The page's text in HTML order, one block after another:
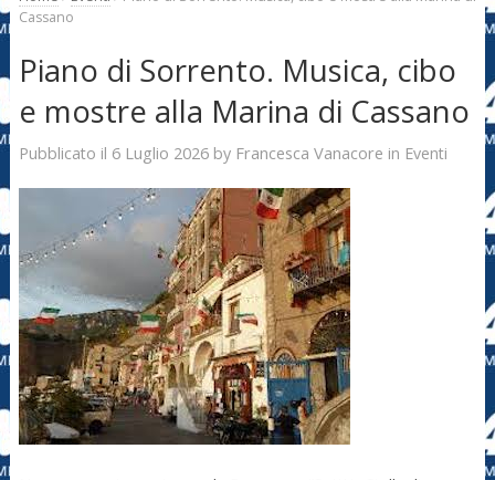
Cassano
Piano di Sorrento. Musica, cibo
e mostre alla Marina di Cassano
Pubblicato il 6 Luglio 2026by Francesca Vanacore in Eventi